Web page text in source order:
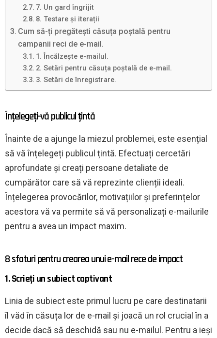
7. Un gard îngrijit
8. Testare și iterații
Cum să-ți pregătești căsuța poștală pentru
campanii reci de e-mail.
1. Încălzește e-mailul.
2. Setări pentru căsuța poștală de e-mail.
3. Setări de înregistrare.
Înțelegeți-vă publicul țintă
Înainte de a ajunge la miezul problemei, este esențial
să vă înțelegeți publicul țintă. Efectuați cercetări
aprofundate și creați persoane detaliate de
cumpărător care să vă reprezinte clienții ideali.
Înțelegerea provocărilor, motivațiilor și preferințelor
acestora vă va permite să vă personalizați e-mailurile
pentru a avea un impact maxim.
8 sfaturi pentru crearea unui e-mail rece de impact
1. Scrieți un subiect captivant
Linia de subiect este primul lucru pe care destinatarii
îl văd în căsuța lor de e-mail și joacă un rol crucial în a
decide dacă să deschidă sau nu e-mailul. Pentru a ieși